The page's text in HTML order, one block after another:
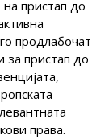
пристап до
продлабочат
за пристап до
права.